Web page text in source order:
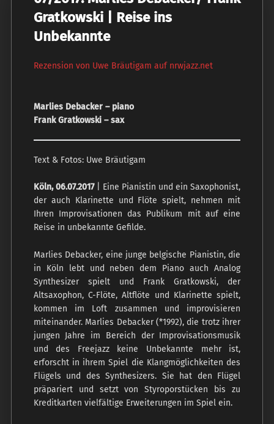
Gratkowski | Reise ins
Unbekannte
Rezension von Uwe Bräutigam auf nrwjazz.net
Marlies Debacker – piano
Frank Gratkowski – sax
Text & Fotos: Uwe Bräutigam
Köln, 06.07.2017| Eine Pianistin und ein Saxophonist,
der auch Klarinette und Flöte spielt, nehmen mit
Ihren Improvisationen das Publikum mit auf eine
Reise in unbekannte Gefilde.
Marlies Debacker, eine junge belgische Pianistin, die
in Köln lebt und neben dem Piano auch Analog
Synthesizer spielt und Frank Gratkowski, der
Altsaxophon, C-Flöte, Altflöte und Klarinette spielt,
kommen im Loft zusammen und improvisieren
miteinander. Marlies Debacker (*1992), die trotz ihrer
jungen Jahre im Bereich der Improvisationsmusik
und des Freejazz keine Unbekannte mehr ist,
erforscht in ihrem Spiel die Klangmöglichkeiten des
Flügels und des Synthesizers. Sie hat den Flügel
präpariert und setzt von Styroporstücken bis zu
Kreditkarten vielfältige Erweiterungen im Spiel ein.